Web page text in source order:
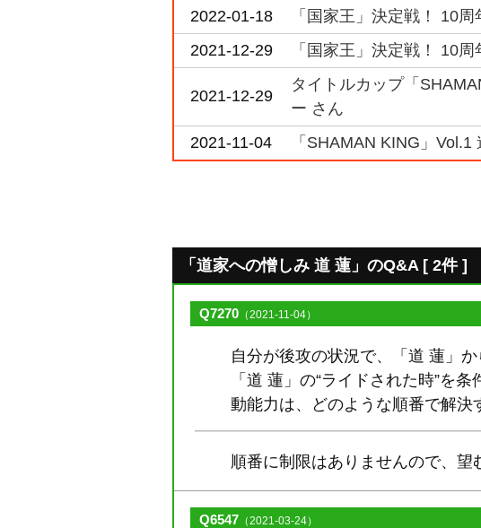
2022-01-18
「国家王」決定戦！ 10
2021-12-29
「国家王」決定戦！ 10
2021-12-29
タイトルカップ「
ー さん
2021-11-04
「SHAMAN KING」Vol.1
「道家への憎しみ 道 蓮」のQ&A [ 2件 ]
Q7270 （2021-11-04）
自分が後攻の状況で、「道 蓮」
「道 蓮」の“ライドされた時”を
動能力は、どのような順番で解決
順番に制限はありませんので、望
Q6547 （2021-03-24）